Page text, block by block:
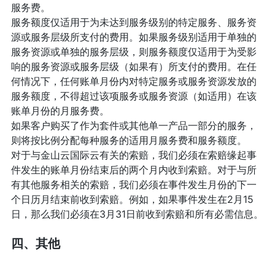
服务费。
服务额度仅适用于为未达到服务级别的特定服务、服务资
源或服务层级所支付的费用。如果服务级别适用于单独的
服务资源或单独的服务层级，则服务额度仅适用于为受影
响的服务资源或服务层级（如果有）所支付的费用。在任
何情况下，任何账单月份内对特定服务或服务资源发放的
服务额度，不得超过该项服务或服务资源（如适用）在该
账单月份的月服务费。
如果客户购买了作为套件或其他单一产品一部分的服务，
则将按比例分配每种服务的适用月服务费和服务额度。
对于与金山云国际云有关的索赔，我们必须在索赔缘起事
件发生的账单月份结束后的两个月内收到索赔。对于与所
有其他服务相关的索赔，我们必须在事件发生月份的下一
个日历月结束前收到索赔。例如，如果事件发生在2月15
日，那么我们必须在3月31日前收到索赔和所有必需信息。
四、其他